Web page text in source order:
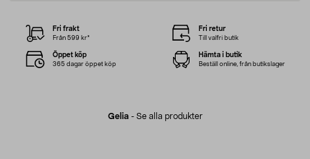
Gelia- Se alla produkter
Fri frakt
Från 599 kr*
Fri retur
Till valfri butik
Öppet köp
365 dagar öppet köp
Hämta i butik
Beställ online, från butikslager